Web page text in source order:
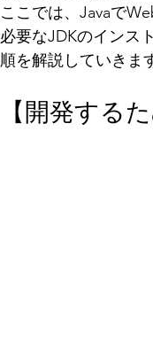
ここでは、Javaで
必要なJDKのインス
順を解説していきま
【開発する